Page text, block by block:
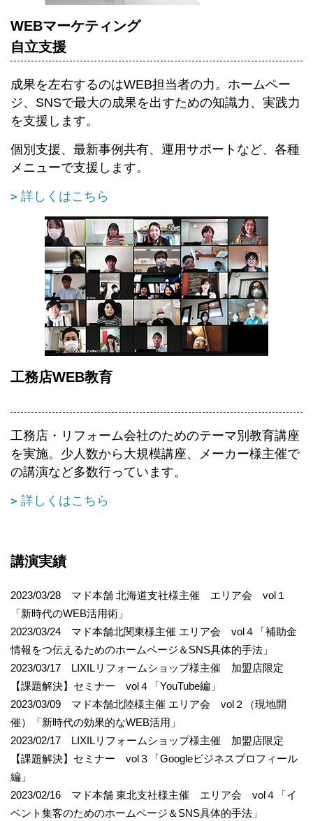
WEBマーケティング
自立支援
成果を左右するのはWEB担当者の力。ホームペー
ジ、SNSで最大の成果を出すための知識力、実践力
を支援します。
個別支援、最新事例共有、運用サポートなど、各種
メニューで支援します。
詳しくはこちら
工務店WEB教育
工務店・リフォーム会社のためのテーマ別教育講座
を実施。少人数から大規模講座、メーカー様主催で
の講演など多数行っています。
詳しくはこちら
講演実績
2023/03/28 マド本舗 北海道支社様主催 エリア会 vol１
「新時代のWEB活用術」
2023/03/24 マド本舗北関東様主催 エリア会 vol４「補助金
情報をつ伝えるためのホームページ＆SNS具体的手法」
2023/03/17 LIXILリフォームショップ様主催 加盟店限定
【課題解決】セミナー vol４「YouTube編」
2023/03/09 マド本舗北陸様主催 エリア会 vol２（現地開
催）「新時代の効果的なWEB活用」
2023/02/17 LIXILリフォームショップ様主催 加盟店限定
【課題解決】セミナー vol３「Googleビジネスプロフィール
編」
2023/02/16 マド本舗 東北支社様主催 エリア会 vol４「イ
ベント集客のためのホームページ＆SNS具体的手法」